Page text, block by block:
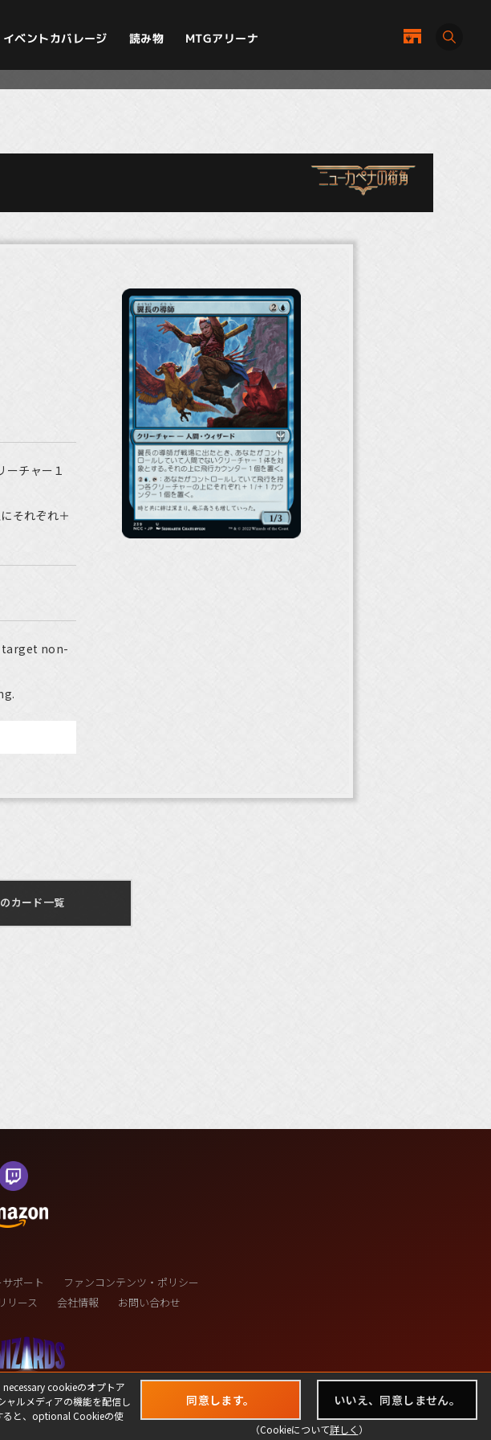
イベントカバレージ 読み物 MTGアリーナ
ーチャー１
それぞれ＋
target non-
カード一覧
cookieのオプトア
ャルメディアの機能を配信し
ると、optional Cookieの使
同意します。 いいえ、同意しません。
（Cookieについて詳しく ）
ポート
ファンコンテンツ・ポリシー
リース 会社情報 お問い合わせ
LLC,
Reserved.